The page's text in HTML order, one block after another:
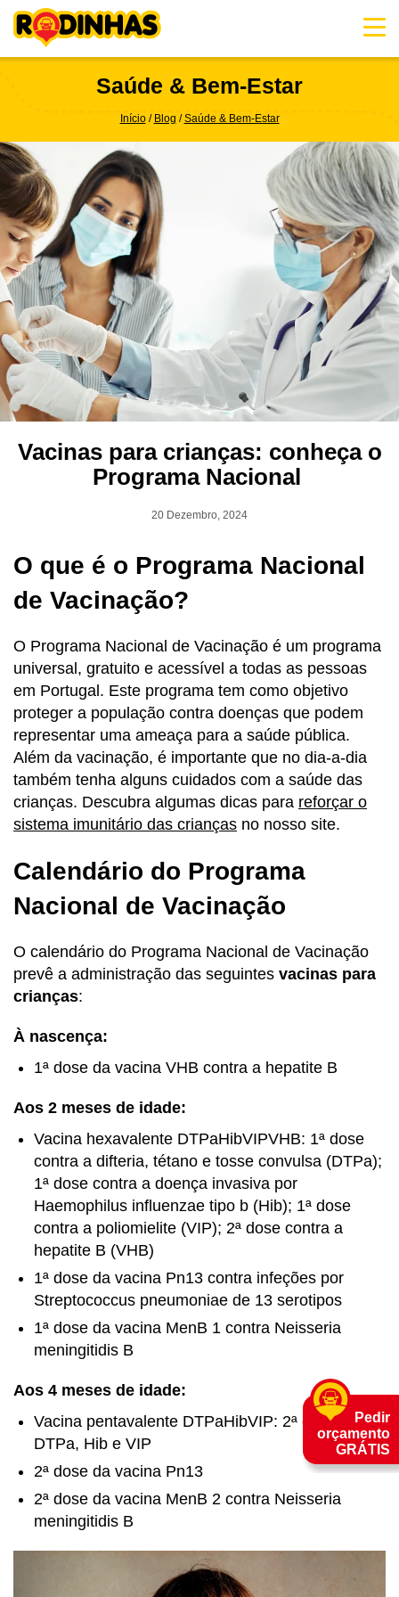
content
Saúde & Bem-Estar
Início Blog Saúde & Bem-Estar
Vacinas para crianças: conheça o
Programa Nacional
20 Dezembro, 2024
O que é o Programa Nacional
de Vacinação?
O Programa Nacional de Vacinação é um programa
universal, gratuito e acessível a todas as pessoas
em Portugal. Este programa tem como objetivo
proteger a população contra doenças que podem
representar uma ameaça para a saúde pública.
Além da vacinação, é importante que no dia-a-dia
também tenha alguns cuidados com a saúde das
crianças. Descubra algumas dicas para reforçar o
sistema imunitário das crianças no nosso site.
Calendário do Programa
Nacional de Vacinação
O calendário do Programa Nacional de Vacinação
prevê a administração das seguintes vacinas para
crianças:
À nascença:
1ª dose da vacina VHB contra a hepatite B
Aos 2 meses de idade:
Vacina hexavalente DTPaHibVIPVHB: 1ª dose
contra a difteria, tétano e tosse convulsa (DTPa);
1ª dose contra a doença invasiva por
Haemophilus influenzaetipo b (Hib); 1ª dose
contra a poliomielite (VIP); 2ª dose contra a
hepatite B (VHB)
1ª dose da vacina Pn13 contra infeções por
Streptococcus pneumoniae de 13 serotipos
1ª dose da vacina MenB 1 contra Neisseria
meningitidis B
Aos 4 meses de idade:
Vacina pentavalente DTPaHibVIP: 2ª dose
DTPa, Hib e VIP
2ª dose da vacina Pn13
2ª dose da vacina MenB 2 contra Neisseria
meningitidis B
Pedir
orçamento
GRÁTIS